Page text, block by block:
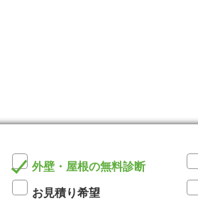
外壁・屋根の無料診断
お見積り希望